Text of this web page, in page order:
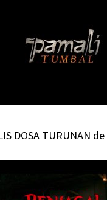
DOSA TURUNAN